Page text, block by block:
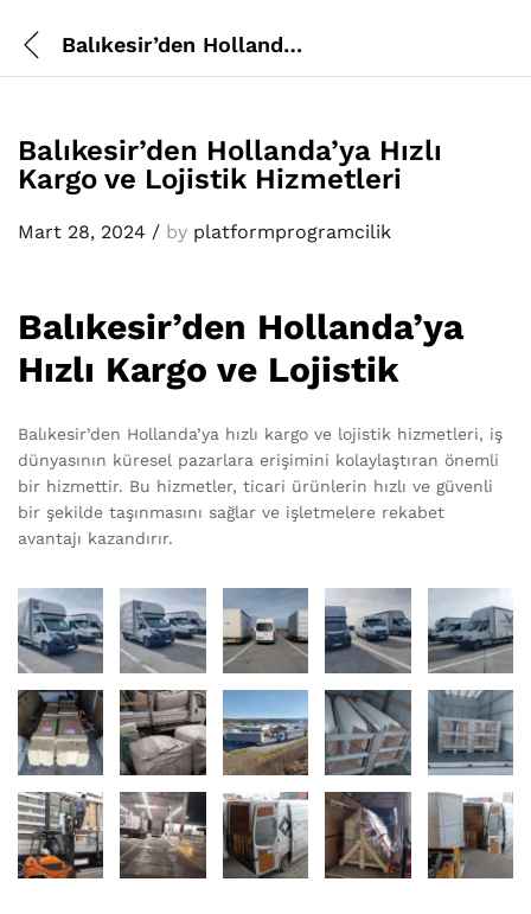
Balıkesir’den Hollanda’ya Hızlı Kargo ve Lojistik Hizmetleri
Balıkesir’den Hollanda’ya Hızlı
Kargo ve Lojistik Hizmetleri
Mart 28, 2024 / by platformprogramcilik
Balıkesir’den Hollanda’ya
Hızlı Kargo ve Lojistik
Balıkesir’den Hollanda’ya hızlı kargo ve lojistik hizmetleri, iş
dünyasının küresel pazarlara erişimini kolaylaştıran önemli
bir hizmettir. Bu hizmetler, ticari ürünlerin hızlı ve güvenli
bir şekilde taşınmasını sağlar ve işletmelere rekabet
avantajı kazandırır.